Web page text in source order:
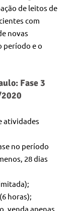
de leitos de
com
novas
período e o
Fase 3
atividades
no período
28 dias
horas);
venda apenas